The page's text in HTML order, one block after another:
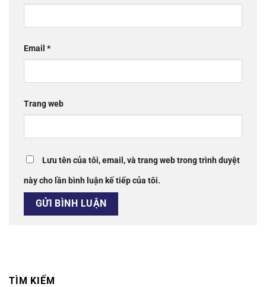
Email *
Trang web
Lưu tên của tôi, email, và trang web trong trình duyệt
này cho lần bình luận kế tiếp của tôi.
TÌM KIẾM